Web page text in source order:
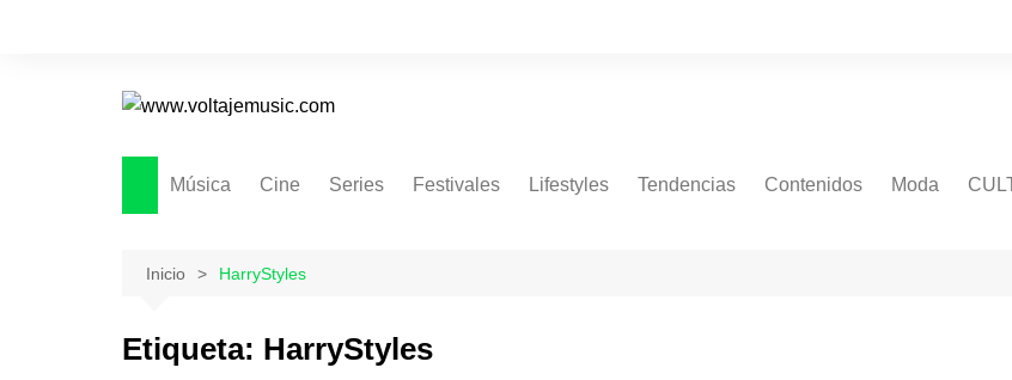
Música Cine Series Festivales Lifestyles Tendencias Contenidos Moda
Inicio HarryStyles
Etiqueta: HarryStyles